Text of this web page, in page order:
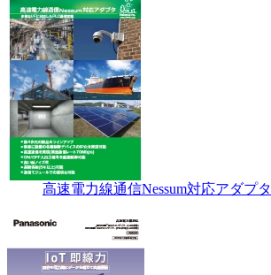
高速電力線通信Nessum対応アダプタ